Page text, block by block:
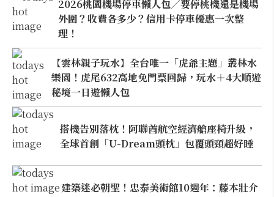
2026桃園機場停車懶人包／要停桃機還是機場
外圍？收費各多少？信用卡停車優惠一次整
理！
【雲林親子玩水】全台唯一「虎爺主題」叢林水
樂園！虎尾632高地免門票回歸，玩水＋4大順遊
秘境一日遊懶人包
搭機告別落枕！阿聯酋航空經濟艙座椅升級，
全球首創「U-Dream頭枕」包覆頭頸超好睡
建築迷必朝聖！忠泰美術館10週年：藤本壯介